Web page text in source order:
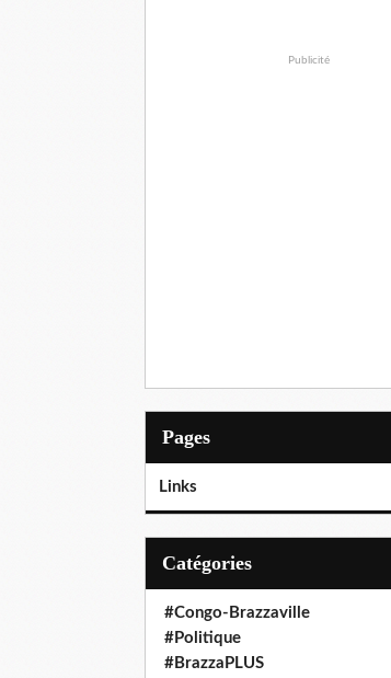
Publicité
Pages
Links
Catégories
#Congo-Brazzaville
#Politique
#BrazzaPLUS